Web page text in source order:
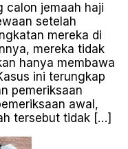
calon jemaah haji
setelah
mereka di
mereka tidak
hanya membawa
ini terungkap
pemeriksaan
awal,
tersebut tidak […]